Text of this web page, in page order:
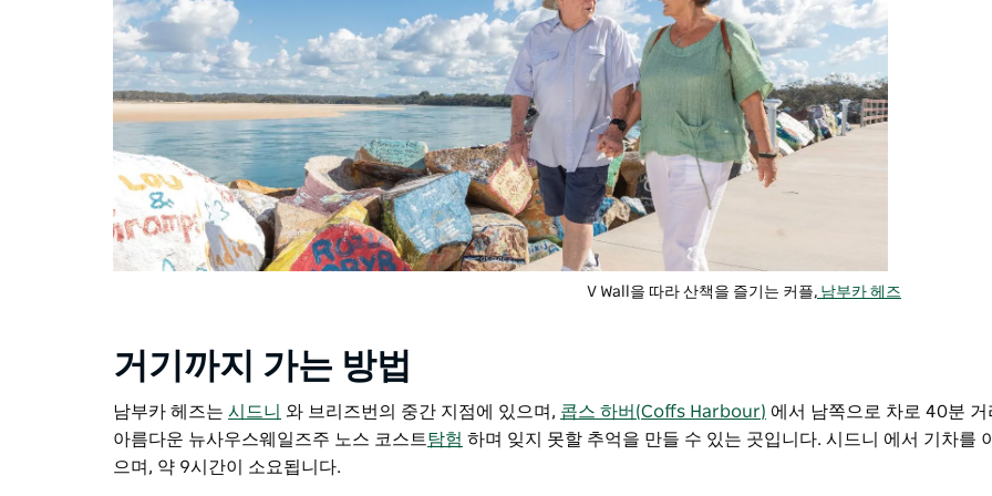
V Wall을 따라 산책을 즐기는 커플,남부카 헤즈
거기까지 가는 방법
남부카 헤즈는 시드니 와 브리즈번의 중간 지점에 있으며, 콥스 하버(Coffs Harbour) 에서 남쪽으로 차로 40분 거
아름다운 뉴사우스웨일즈주 노스 코스트탐험 하며 잊지 못할 추억을 만들 수 있는 곳입니다. 시드니 에서 기차를
으며, 약 9시간이 소요됩니다.